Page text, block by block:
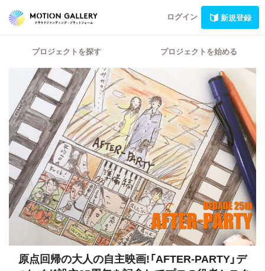
ログイン 新規登録
プロジェクトを探す プロジェクトを始める
原点回帰の大人の自主映画!「AFTER-PARTY」デ